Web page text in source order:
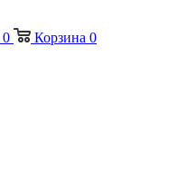
0 Корзина 0